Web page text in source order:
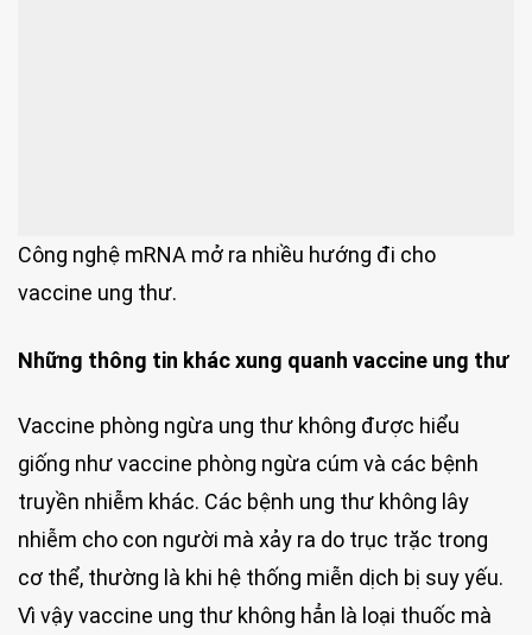
Công nghệ mRNA mở ra nhiều hướng đi cho
vaccine ung thư.
Những thông tin khác xung quanh vaccine ung thư
Vaccine phòng ngừa ung thư không được hiểu
giống như vaccine phòng ngừa cúm và các bệnh
truyền nhiễm khác. Các bệnh ung thư không lây
nhiễm cho con người mà xảy ra do trục trặc trong
cơ thể, thường là khi hệ thống miễn dịch bị suy yếu.
Vì vậy vaccine ung thư không hẳn là loại thuốc mà